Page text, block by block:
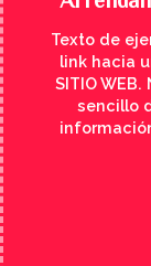
Texto de
link hacia
SITIO
sencillo